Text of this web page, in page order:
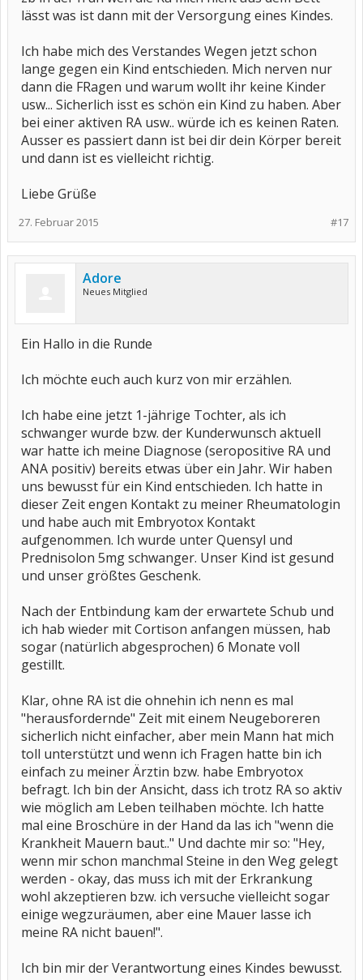
lässt was ist dann mit der Versorgung eines Kindes.
Ich habe mich des Verstandes Wegen jetzt schon
lange gegen ein Kind entschieden. Mich nerven nur
dann die FRagen und warum wollt ihr keine Kinder
usw... Sicherlich isst es schön ein Kind zu haben. Aber
bei einer aktiven RA usw.. würde ich es keinen Raten.
Ausser es passiert dann ist bei dir dein Körper bereit
und dann ist es vielleicht richtig.
Liebe Grüße
#17
27. Februar 2015
Adore
Neues Mitglied
Ein Hallo in die Runde
Ich möchte euch auch kurz von mir erzählen.
Ich habe eine jetzt 1-jährige Tochter, als ich
schwanger wurde bzw. der Kunderwunsch aktuell
war hatte ich meine Diagnose (seropositive RA und
ANA positiv) bereits etwas über ein Jahr. Wir haben
uns bewusst für ein Kind entschieden. Ich hatte in
dieser Zeit engen Kontakt zu meiner Rheumatologin
und habe auch mit Embryotox Kontakt
aufgenommen. Ich wurde unter Quensyl und
Prednisolon 5mg schwanger. Unser Kind ist gesund
und unser größtes Geschenk.
Nach der Entbindung kam der erwartete Schub und
ich hab wieder mit Cortison anfangen müssen, hab
sogar (natürlich abgesprochen) 6 Monate voll
gestillt.
Klar, ohne RA ist die ohnehin ich nenn es mal
"herausfordernde" Zeit mit einem Neugeboreren
sicherlich nicht einfacher, aber mein Mann hat mich
toll unterstützt und wenn ich Fragen hatte bin ich
einfach zu meiner Ärztin bzw. habe Embryotox
befragt. Ich bin der Ansicht, dass ich trotz RA so aktiv
wie möglich am Leben teilhaben möchte. Ich hatte
mal eine Broschüre in der Hand da las ich "wenn die
Krankheit Mauern baut.." Und dachte mir so: "Hey,
wenn mir schon manchmal Steine in den Weg gelegt
werden - okay, das muss ich mit der Erkrankung
wohl akzeptieren bzw. ich versuche vielleicht sogar
einige wegzuräumen, aber eine Mauer lasse ich
meine RA nicht bauen!".
Ich bin mir der Verantwortung eines Kindes bewusst.